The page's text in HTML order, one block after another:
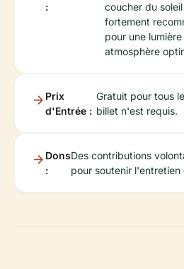
:
coucher du
fortement
pour une
atmosphère
Prix
d'Entrée :
Gratuit pour tous
billet n'est requis.
Dons
:
Des contributions
pour soutenir l'entretien